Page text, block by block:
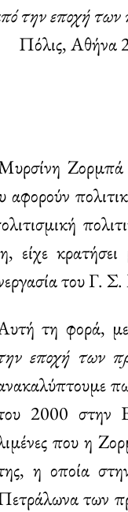
την εποχή των
Πόλις, Αθήνα
Ζορμπά
αφορούν
είχε
του Γ.
τη φορά,
εποχή των
2000 στην
που η
η οποία
των